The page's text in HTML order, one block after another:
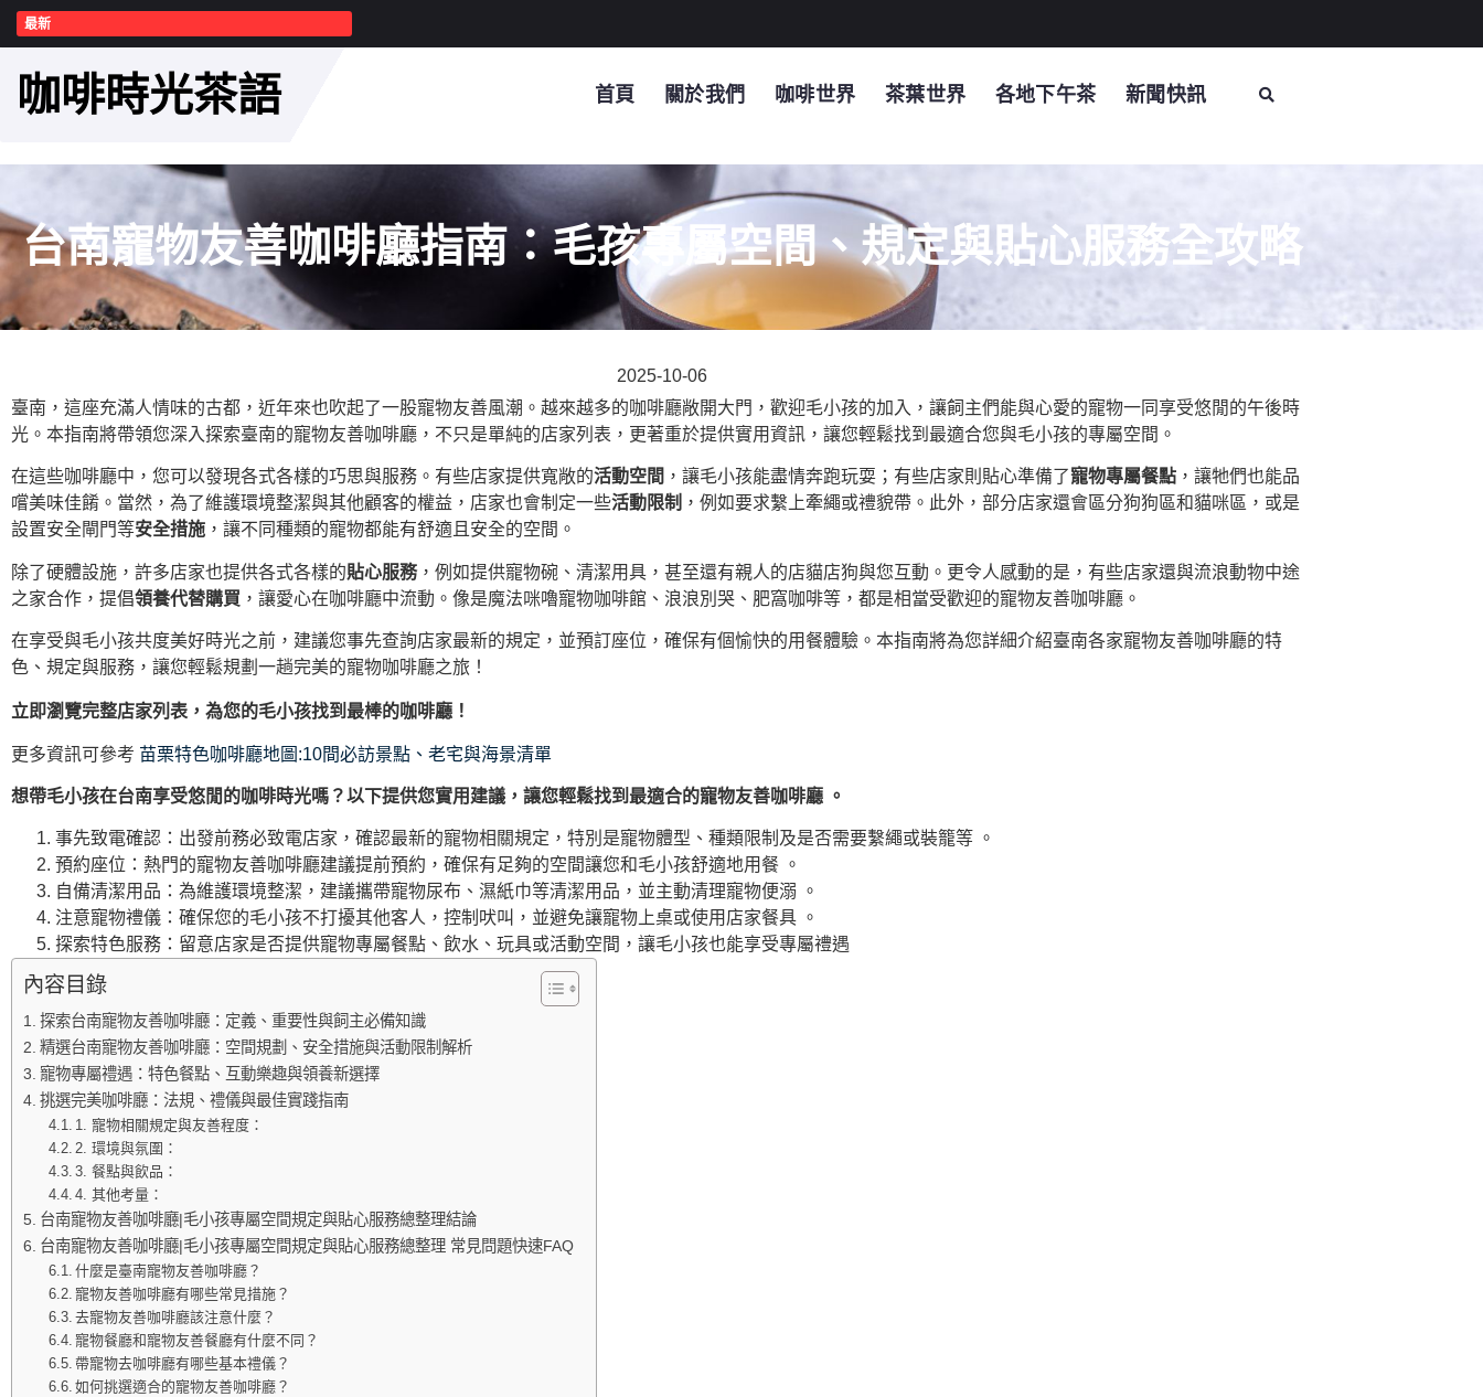
最新
咖啡時光茶語 首頁 關於我們 咖啡世界 茶葉世界 各地下午茶 新聞快訊
台南寵物友善咖啡廳指南：毛孩專屬空間、規定與貼心服務全攻略
2025-10-06
臺南，這座充滿人情味的古都，近年來也吹起了一股寵物友善風潮。越來越多的咖啡廳敞開大門，歡迎毛小孩的加入，讓飼主們能與心愛的寵物一同享受悠閒的午後時
光。本指南將帶領您深入探索臺南的寵物友善咖啡廳，不只是單純的店家列表，更著重於提供實用資訊，讓您輕鬆找到最適合您與毛小孩的專屬空間。
在這些咖啡廳中，您可以發現各式各樣的巧思與服務。有些店家提供寬敞的活動空間 ，讓毛小孩能盡情奔跑玩耍；有些店家則貼心準備了寵物專屬餐點 ，讓牠們也能品
嚐美味佳餚。當然，為了維護環境整潔與其他顧客的權益，店家也會制定一些活動限制 ，例如要求繫上牽繩或禮貌帶。此外，部分店家還會區分狗狗區和貓咪區，或是
設置安全閘門等安全措施 ，讓不同種類的寵物都能有舒適且安全的空間。
除了硬體設施，許多店家也提供各式各樣的貼心服務，例如提供寵物碗、清潔用具，甚至還有親人的店貓店狗與您互動。更令人感動的是，有些店家還與流浪動物中途
之家合作，提倡領養代替購買 ，讓愛心在咖啡廳中流動。像是魔法咪嚕寵物咖啡館、浪浪別哭、肥窩咖啡等，都是相當受歡迎的寵物友善咖啡廳。
在享受與毛小孩共度美好時光之前，建議您事先查詢店家最新的規定，並預訂座位，確保有個愉快的用餐體驗。本指南將為您詳細介紹臺南各家寵物友善咖啡廳的特
色、規定與服務，讓您輕鬆規劃一趟完美的寵物咖啡廳之旅！
立即瀏覽完整店家列表，為您的毛小孩找到最棒的咖啡廳！
更多資訊可參考 苗栗特色咖啡廳地圖:10間必訪景點、老宅與海景清單
想帶毛小孩在台南享受悠閒的咖啡時光嗎？以下提供您實用建議，讓您輕鬆找到最適合的寵物友善咖啡廳 。
事先致電確認：出發前務必致電店家，確認最新的寵物相關規定，特別是寵物體型、種類限制及是否需要繫繩或裝籠等 。
預約座位：熱門的寵物友善咖啡廳建議提前預約，確保有足夠的空間讓您和毛小孩舒適地用餐 。
自備清潔用品：為維護環境整潔，建議攜帶寵物尿布、濕紙巾等清潔用品，並主動清理寵物便溺 。
注意寵物禮儀：確保您的毛小孩不打擾其他客人，控制吠叫，並避免讓寵物上桌或使用店家餐具 。
探索特色服務：留意店家是否提供寵物專屬餐點、飲水、玩具或活動空間，讓毛小孩也能享受專屬禮遇
內容目錄
探索台南寵物友善咖啡廳：定義、重要性與飼主必備知識
精選台南寵物友善咖啡廳：空間規劃、安全措施與活動限制解析
寵物專屬禮遇：特色餐點、互動樂趣與領養新選擇
挑選完美咖啡廳：法規、禮儀與最佳實踐指南
1. 寵物相關規定與友善程度：
2. 環境與氛圍：
3. 餐點與飲品：
4. 其他考量：
台南寵物友善咖啡廳|毛小孩專屬空間規定與貼心服務總整理結論
台南寵物友善咖啡廳|毛小孩專屬空間規定與貼心服務總整理 常見問題快速FAQ
什麼是臺南寵物友善咖啡廳？
寵物友善咖啡廳有哪些常見措施？
去寵物友善咖啡廳該注意什麼？
寵物餐廳和寵物友善餐廳有什麼不同？
帶寵物去咖啡廳有哪些基本禮儀？
如何挑選適合的寵物友善咖啡廳？